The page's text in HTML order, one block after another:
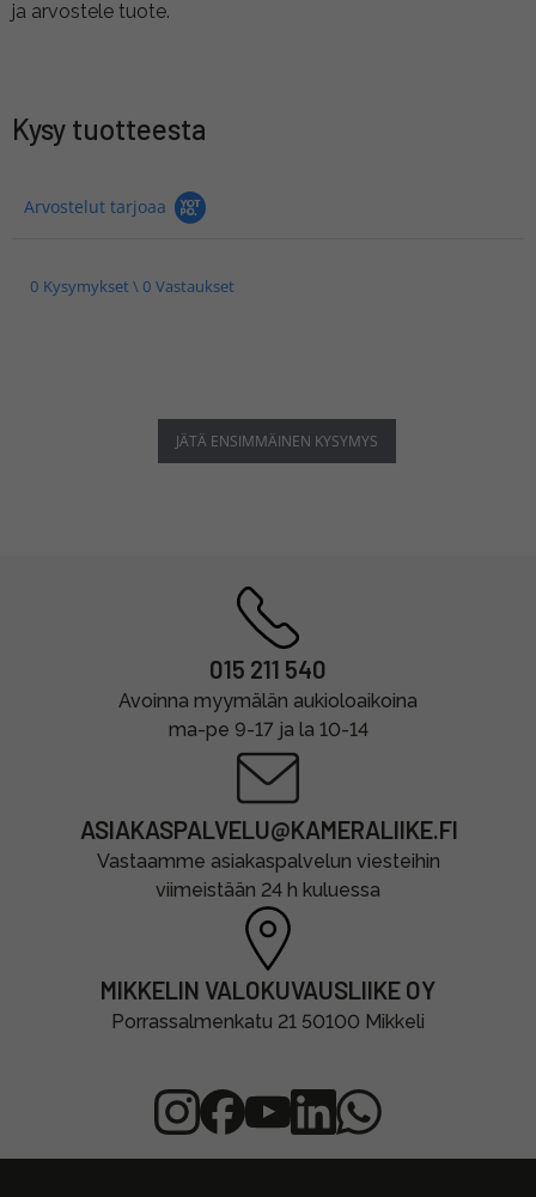
ja arvostele tuote.
Kysy tuotteesta
Arvostelut tarjoaa
0 Kysymykset \ 0 Vastaukset
JÄTÄ ENSIMMÄINEN KYSYMYS
015 211 540
Avoinna myymälän aukioloaikoina
ma-pe 9-17 ja la 10-14
ASIAKASPALVELU@KAMERALIIKE.FI
Vastaamme asiakaspalvelun viesteihin
viimeistään 24 h kuluessa
MIKKELIN VALOKUVAUSLIIKE OY
Porrassalmenkatu 21 50100 Mikkeli